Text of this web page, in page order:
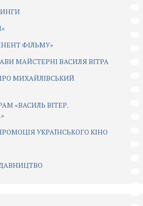
ФІЛЬМУ»
МАЙСТЕРНІ ВАСИЛЯ ВІТРА
МИХАЙЛІВСЬКИЙ
«ВАСИЛЬ ВІТЕР.
УКРАЇНСЬКОГО КІНО